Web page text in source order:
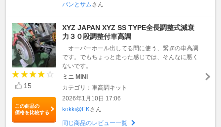
パンとサムさん
15
この商品の
価格を比較する
XYZ JAPAN XYZ SS TYPE全長調整式減衰
力３０段調整付車高調
オーバーホール出してる間に使う、繋ぎの車高調
です。でもちょっと走った感じでは、そんなに悪く
ないです。
ミニ MINI
カテゴリ：車高調キット
2026年1月10日 17:06
kokki@EKさん
同じ商品のレビュー一覧